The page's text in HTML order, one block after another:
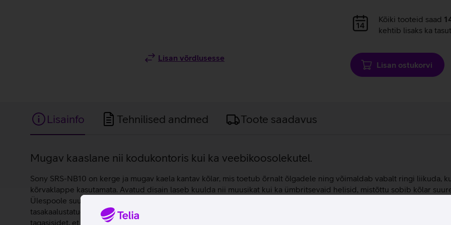
Lisan võrdlusesse
Andmete
laadimine
Kõiki tooteid saad
kehtib lisaks ka
Lisan ostukorvi
Lisainfo Tehnilised andmed Toote saadavus
Lisainfo
Mugav kaaslane nii kodukontoris kui ka veebikoosolekutel.
Sony SRS-NB10 on kerge ja mugav kaela kantav kõlar, mis toetub õrnalt õlgadele ning võimaldab vabalt ringi liikuda,
kõrvaklappe kasutamata. Avatud disain laseb kuulda nii muusikat kui ka ümbritsevaid helisid, mistõttu sobib kõlar
Ülespoole suunatud kõlar suunab heli otse kõrvadesse, et iga sõna oleks selge ja arusaadav. Seadme tagaküljel asuv
tasakaalustatud heli igal veebikoosolekul. Kahe suunatud mikrofoniga beam-forming süsteem koos täiustatud
tagasisidet, et kõnes oleks alati selge hääl. Kõlar on loodud töötama hästi ka madalatel helitugevustel, mis on eriti